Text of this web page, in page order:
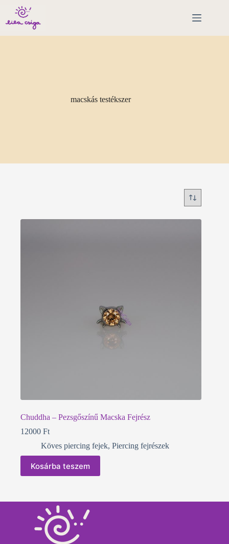
content
macskás testékszer
Chuddha – Pezsgőszínű Macska Fejrész
12000 Ft
Köves piercing fejek, Piercing fejrészek
Kosárba teszem